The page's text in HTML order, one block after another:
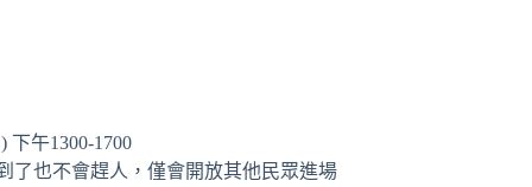
下午1300-1700
了也不會趕人，僅會開放其他民眾進場